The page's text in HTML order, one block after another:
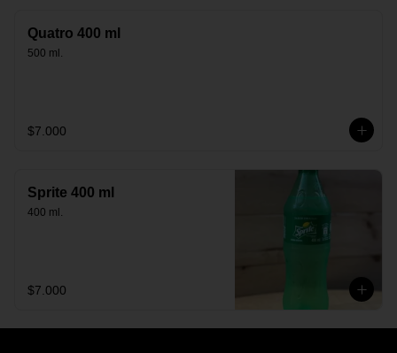
Quatro 400 ml
500 ml.
$7.000
Sprite 400 ml
400 ml.
$7.000